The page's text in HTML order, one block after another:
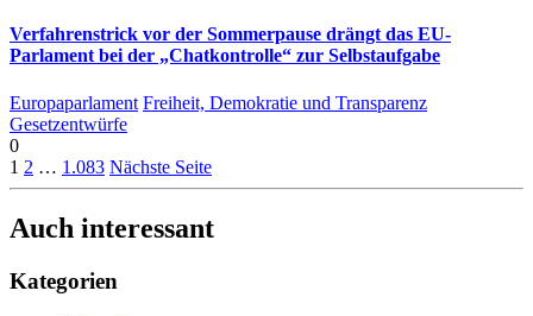
Verfahrenstrick vor der Sommerpause drängt das EU-
Parlament bei der „Chatkontrolle“ zur Selbstaufgabe
Europaparlament Freiheit, Demokratie und Transparenz
Gesetzentwürfe
0
1 2 … 1.083 Nächste Seite
Auch interessant
Kategorien